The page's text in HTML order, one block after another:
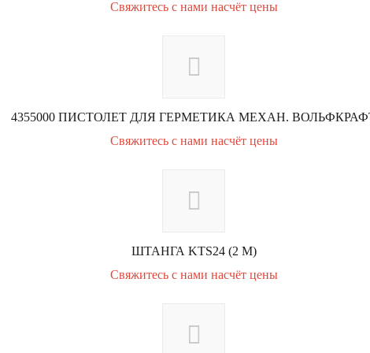
Свяжитесь с нами насчёт цены
4355000 ПИСТОЛЕТ ДЛЯ ГЕРМЕТИКА МЕХАН.
Свяжитесь с нами насчёт цены
ШТАНГА KTS24 (2 М)
Свяжитесь с нами насчёт цены